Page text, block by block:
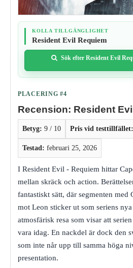
KOLLA TILLGÄNGLIGHET
Resident Evil Requiem
Sök efter Resident Evil
PLACERING #4
Recension: Resident
Betyg: 9 / 10 Pris vid testtillfället:
Testad: februari 25, 2026
I Resident Evil - Requiem hittar
mellan skräck och action.
fantastiskt sätt, där segmenten med
mot Leon sticker ut som seriens
atmosfärisk resa som visar att
vara idag. En nackdel är dock den
som inte når upp till samma höga
presentation.